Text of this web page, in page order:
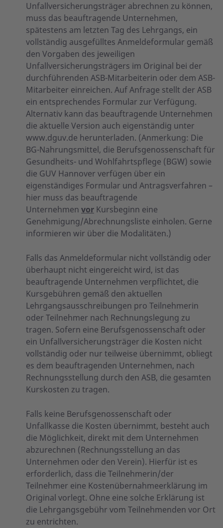
Unfallversicherungsträger abrechnen zu können,
muss das beauftragende Unternehmen,
spätestens am letzten Tag des Lehrgangs, ein
vollständig ausgefülltes Anmeldeformular gemäß
den Vorgaben des jeweiligen
Unfallversicherungsträgers im Original bei der
durchführenden ASB-Mitarbeiterin oder dem ASB-
Mitarbeiter einreichen. Auf Anfrage stellt der ASB
ein entsprechendes Formular zur Verfügung.
Alternativ kann das beauftragende Unternehmen
die aktuelle Version auch eigenständig unter
www.dguv.de herunterladen. (Anmerkung: Die
BG-Nahrungsmittel, die Berufsgenossenschaft für
Gesundheits- und Wohlfahrtspflege (BGW) sowie
die GUV Hannover verfügen über ein
eigenständiges Formular und Antragsverfahren –
hier muss das beauftragende
Unternehmen vor Kursbeginn eine
Genehmigung/Abrechnungsliste einholen. Gerne
informieren wir über die Modalitäten.)
Falls das Anmeldeformular nicht vollständig oder
überhaupt nicht eingereicht wird, ist das
beauftragende Unternehmen verpflichtet, die
Kursgebühren gemäß den aktuellen
Lehrgangsausschreibungen pro Teilnehmerin
oder Teilnehmer nach Rechnungslegung zu
tragen. Sofern eine Berufsgenossenschaft oder
ein Unfallversicherungsträger die Kosten nicht
vollständig oder nur teilweise übernimmt, obliegt
es dem beauftragenden Unternehmen, nach
Rechnungsstellung durch den ASB, die gesamten
Kurskosten zu tragen.
Falls keine Berufsgenossenschaft oder
Unfallkasse die Kosten übernimmt, besteht auch
die Möglichkeit, direkt mit dem Unternehmen
abzurechnen (Rechnungsstellung an das
Unternehmen oder den Verein). Hierfür ist es
erforderlich, dass die Teilnehmerin/der
Teilnehmer eine Kostenübernahmeerklärung im
Original vorlegt. Ohne eine solche Erklärung ist
die Lehrgangsgebühr vom Teilnehmenden vor Ort
zu entrichten.